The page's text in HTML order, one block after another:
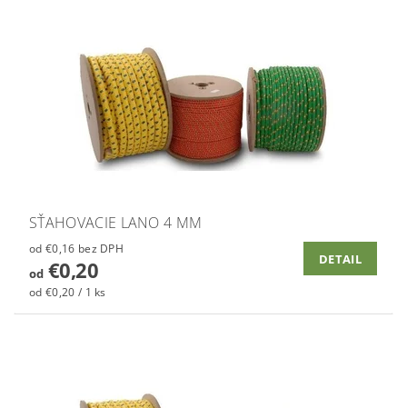
SŤAHOVACIE LANO 4 MM
od €0,16 bez DPH
od€0,20
od €0,20 / 1 ks
DETAIL